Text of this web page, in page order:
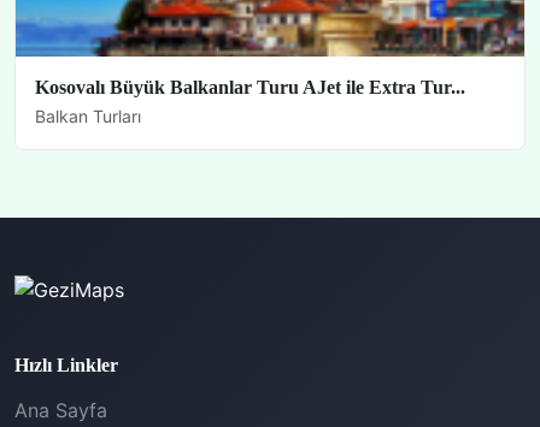
Kosovalı Büyük Balkanlar Turu AJet ile Extra Tur...
Balkan Turları
Hızlı Linkler
Ana Sayfa